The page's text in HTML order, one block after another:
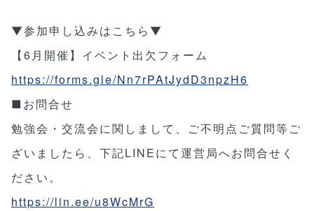
▼参加申し込みはこちら▼
【6月開催】イベント出欠フォーム
https://forms.gle/Nn7rPAtJydD3npzH6
■お問合せ
勉強会・交流会に関しまして、ご不明点ご質問等ご
ざいましたら、下記LINEにて運営局へお問合せく
ださい。
https://lin.ee/u8WcMrG